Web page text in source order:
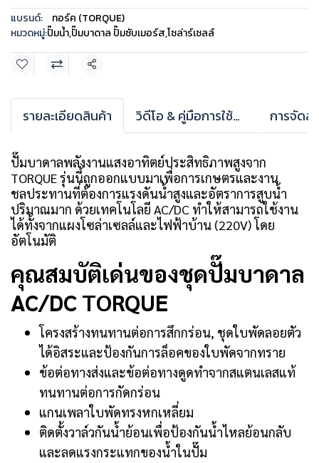
แบรนด์:
ทอร์ค (TORQUE)
หมวดหมู่:ปั๊มน้ำ,ปั๊มบาดาล ปั๊มซับเมอร์ส,โซล่าร์เซลล์
แชร์
รายละเอียดสินค้า วิดีโอ & คู่มือการใช้งาน การจัดส่
ปั๊มบาดาลพลังงานแสงอาทิตย์ประสิทธิภาพสูงจาก
TORQUE รุ่นนี้ถูกออกแบบมาเพื่อการเกษตรและงาน
ชลประทานที่ต้องการแรงดันน้ำสูงและอัตราการสูบน้ำ
ปริมาณมาก ด้วยเทคโนโลยี AC/DC ทำให้สามารถใช้งาน
ได้ทั้งจากแผงโซล่าเซลล์และไฟฟ้าบ้าน (220V) โดย
อัตโนมัติ
คุณสมบัติเด่นของชุดปั๊มบาดาล
AC/DC TORQUE
โครงสร้างทนทานต่อการสึกกร่อน, ชุดใบพัดลอยตัว
ได้อิสระและป้องกันการล็อคของใบพัดจากทราย
ข้อต่อทางส่งและข้อต่อทางดูดทำจากสแตนเลสแท้
ทนทานต่อการกัดกร่อน
แกนเพลาใบพัดทรงหกเหลี่ยม
ติดตั้งวาล์วกันน้ำย้อนเพื่อป้องกันน้ำไหลย้อนกลับ
และลดแรงกระแทกของน้ำในปั๊ม